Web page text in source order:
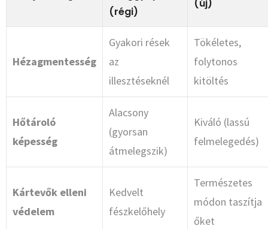
(régi)
(új)
Hézagmentesség
Gyakori rések
az
illesztéseknél
Tökéletes,
folytonos
kitöltés
Hőtároló
képesség
Alacsony
(gyorsan
átmelegszik)
Kiváló (lassú
felmelegedés)
Kártevők elleni
védelem
Kedvelt
fészkelőhely
Természetes
módon taszítja
őket